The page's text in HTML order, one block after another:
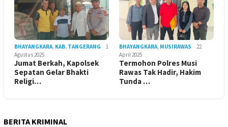
BHAYANGKARA KAB. TANGERANG
1
Agustus 2025
Jumat Berkah, Kapolsek
Sepatan Gelar Bhakti
Religi…
BHAYANGKARA MUSIRAWAS
22
April 2025
Termohon Polres Musi
Rawas Tak Hadir, Hakim
Tunda …
BERITA KRIMINAL